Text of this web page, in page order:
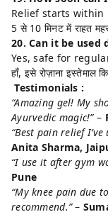
Relief starts within
5 से 10 मिनट में राहत
20. Can it be used
Yes, safe for
हाँ, इसे रोज़ाना इस्तेमाल
Testimonials :
“Amazing gel! My
Ayurvedic magic!”–
“Best pain relief
Anita Sharma,
“I use it after gym
Pune
“My knee pain due
recommend.”–